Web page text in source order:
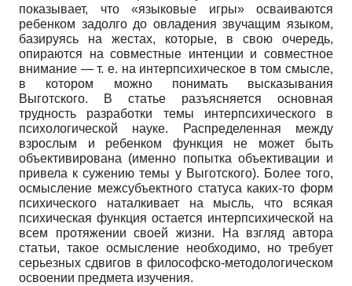
показывает, что «языковые игры» осваиваются
ребенком задолго до овладения звучащим языком,
базируясь на жестах, которые, в свою очередь,
опираются на совместные интенции и совместное
внимание — т. е. на интерпсихическое в том смысле,
в котором можно понимать высказывания
Выготского. В статье разъясняется основная
трудность разработки темы интерпсихического в
психологической науке. Распределенная между
взрослым и ребенком функция не может быть
объективирована (именно попытка объективации и
привела к сужению темы у Выготского). Более того,
осмысление межсубъектного статуса каких-то форм
психического наталкивает на мысль, что всякая
психическая функция остается интерпсихической на
всем протяжении своей жизни. На взгляд автора
статьи, такое осмысление необходимо, но требует
серьезных сдвигов в философско-методологическом
освоении предмета изучения.